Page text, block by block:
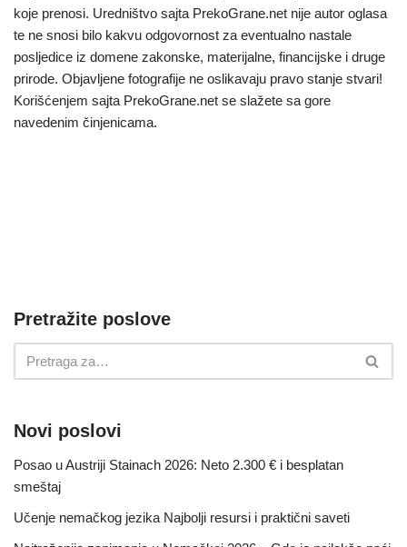
koje prenosi. Uredništvo sajta PrekoGrane.net nije autor oglasa
te ne snosi bilo kakvu odgovornost za eventualno nastale
posljedice iz domene zakonske, materijalne, financijske i druge
prirode. Objavljene fotografije ne oslikavaju pravo stanje stvari!
Korišćenjem sajta PrekoGrane.net se slažete sa gore
navedenim činjenicama.
Pretražite poslove
Novi poslovi
Posao u Austriji Stainach 2026: Neto 2.300 € i besplatan
smeštaj
Učenje nemačkog jezika Najbolji resursi i praktični saveti